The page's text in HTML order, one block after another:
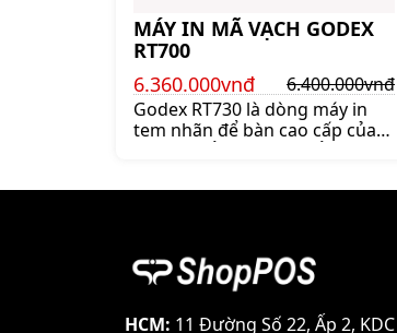
MÁY IN MÃ VẠCH GODEX
RT700
6.360.000vnđ
6.400.000vnđ
Godex RT730 là dòng máy in
tem nhãn để bàn cao cấp của
mã vạch Godex RT730 giá tốt
HCM: 11 Đường Số 22, Ấp 2,